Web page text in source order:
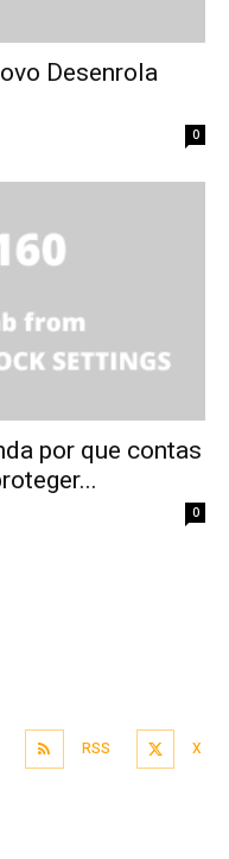
Desenrola
0
por que contas
0
RSS X